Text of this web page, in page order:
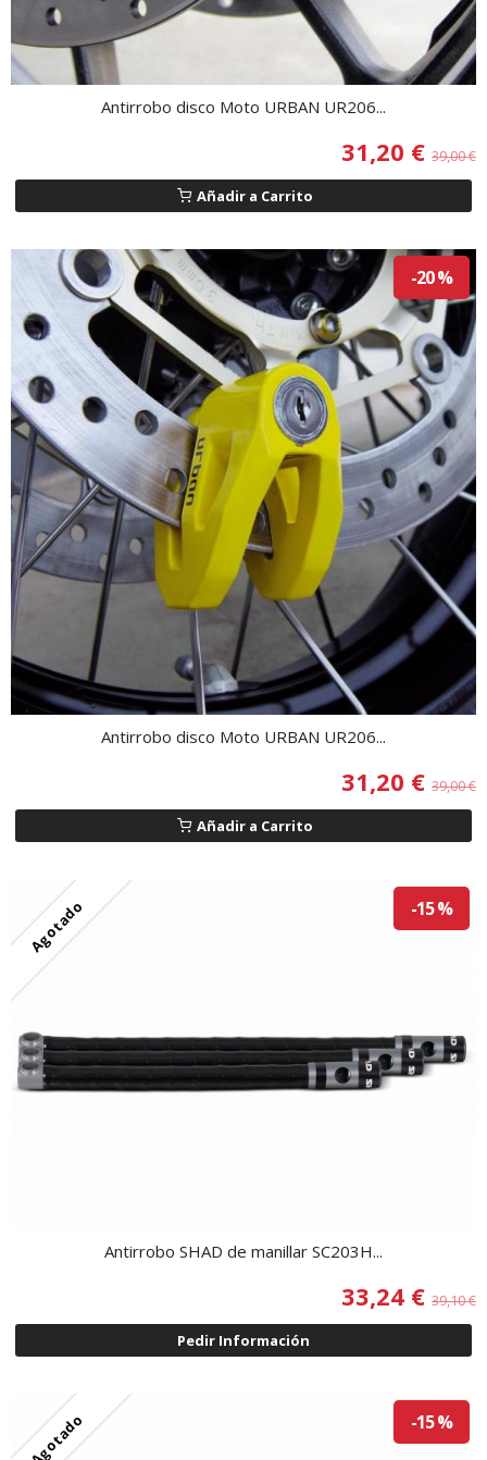
Antirrobo disco Moto URBAN UR206...
31,20 € 39,00 €
Añadir a Carrito
-20 %
Antirrobo disco Moto URBAN UR206...
31,20 € 39,00 €
Añadir a Carrito
Agotado -15 %
Antirrobo SHAD de manillar SC203H...
33,24 € 39,10 €
Pedir Información
Agotado -15 %